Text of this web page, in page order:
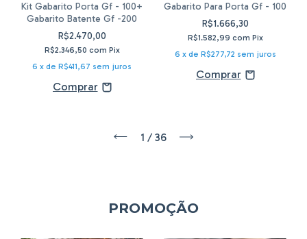
Kit Gabarito Porta Gf - 100+
Gabarito Batente Gf -200
R$2.470,00
R$2.346,50 com Pix
6 x de R$411,67 sem juros
Gabarito Para Porta Gf - 100
R$1.666,30
R$1.582,99 com Pix
6 x de R$277,72 sem juros
1 / 36
PROMOÇÃO